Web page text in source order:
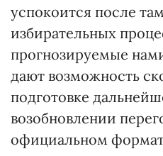
успокоится после
избирательных
прогнозируемые
дают возможность
подготовке
возобновлении
официальном